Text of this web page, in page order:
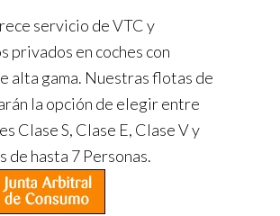
servicio de VTC y
privados en coches con
alta gama. Nuestras flotas de
la opción de elegir entre
Clase S, Clase E, Clase V y
de hasta 7 Personas.